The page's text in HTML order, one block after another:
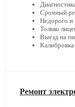
Срочный
Недорого и
Только
Выезд на
Ремонт